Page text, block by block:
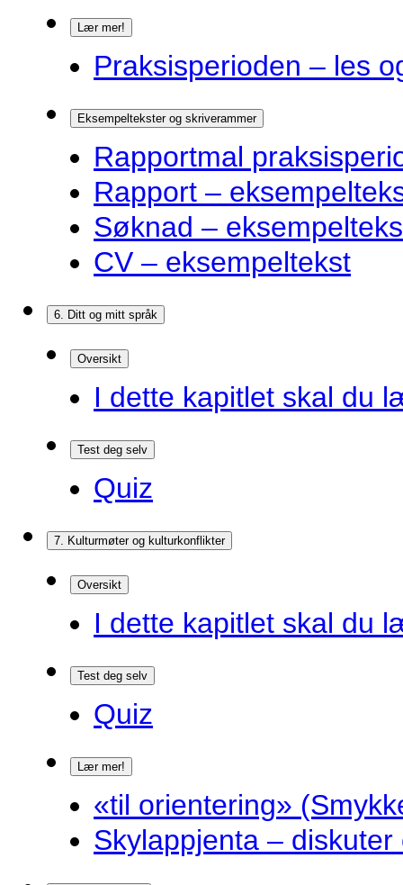
Lær mer!
Praksisperioden – les
Eksempeltekster og skriverammer
Rapportmal
Rapport –
Søknad –
CV – eksempeltekst
6. Ditt og mitt språk
Oversikt
I dette kapitlet skal du
Test deg selv
Quiz
7. Kulturmøter og kulturkonflikter
Oversikt
I dette kapitlet skal du
Test deg selv
Quiz
Lær mer!
«til orientering»
Skylappjenta – diskuter